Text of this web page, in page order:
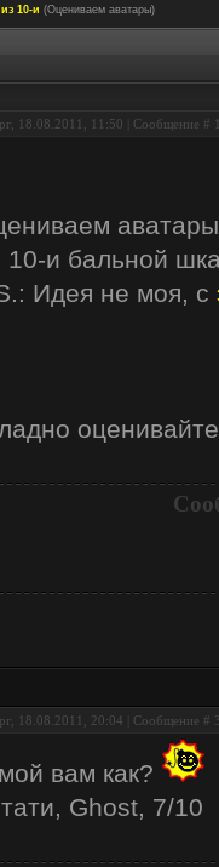
10-и (Оцениваем аватары)
18.08.2011, 11:50 | Сообщение #
10-и бальной
Идея не моя, с
18.08.2011, 20:04 | Сообщение #
вам как?
Ghost, 7/10